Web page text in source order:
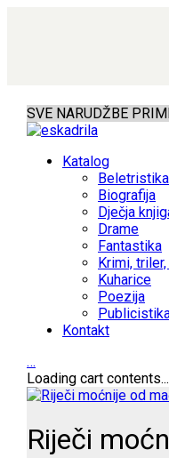
SVE NARUDŽBE
Katalog
Beletristika
Biografija
Dječja
Drame
Fantastika
Krimi,
Kuharice
Poezija
Kontakt
…
Loading cart contents...
Riječi